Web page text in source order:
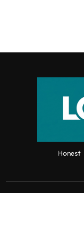
Honest